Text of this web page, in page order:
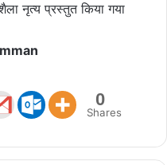
शैला नृत्य प्रस्तुत किया गया
0
Shares